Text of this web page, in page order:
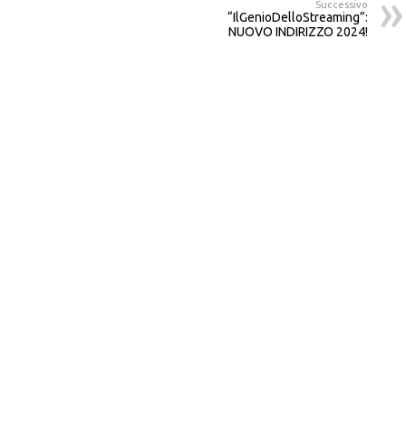
Successivo
“IlGenioDelloStreaming”:
NUOVO INDIRIZZO 2024!